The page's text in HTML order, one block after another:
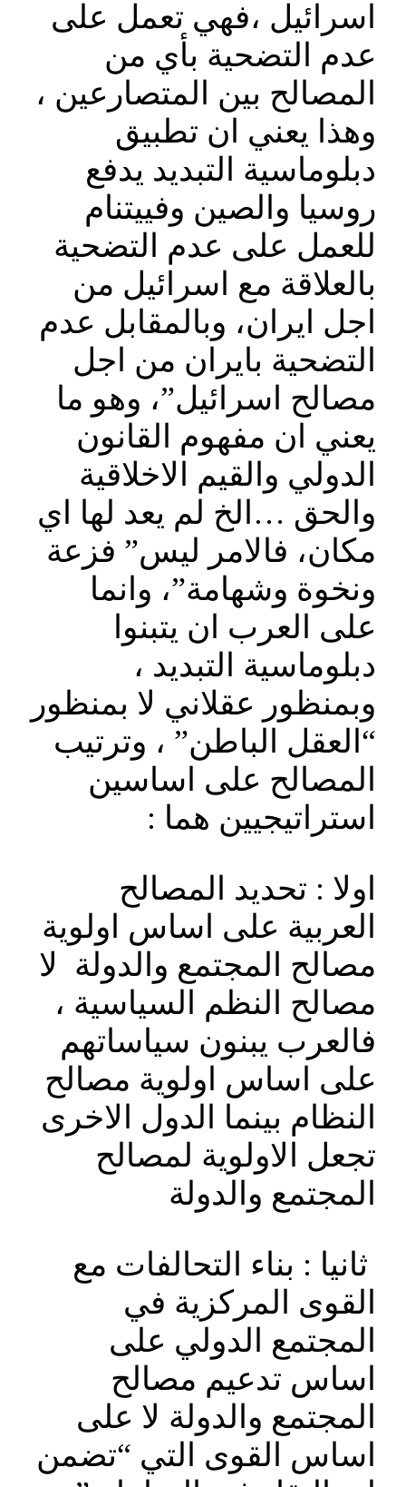
اسرائيل ،فهي تعمل على
عدم التضحية بأي من
المصالح بين المتصارعين ،
وهذا يعني ان تطبيق
دبلوماسية التبديد يدفع
روسيا والصين وفييتنام
للعمل على عدم التضحية
بالعلاقة مع اسرائيل من
اجل ايران، وبالمقابل عدم
التضحية بايران من اجل
مصالح اسرائيل”، وهو ما
يعني ان مفهوم القانون
الدولي والقيم الاخلاقية
والحق …الخ لم يعد لها اي
مكان، فالامر ليس” فزعة
ونخوة وشهامة”، وانما
على العرب ان يتبنوا
دبلوماسية التبديد ،
وبمنظور عقلاني لا بمنظور
“العقل الباطن” ، وترتيب
المصالح على اساسين
استراتيجيين هما :
اولا : تحديد المصالح
العربية على اساس اولوية
مصالح المجتمع والدولة لا
مصالح النظم السياسية ،
فالعرب يبنون سياساتهم
على اساس اولوية مصالح
النظام بينما الدول الاخرى
تجعل الاولوية لمصالح
المجتمع والدولة
ثانيا : بناء التحالفات مع
القوى المركزية في
المجتمع الدولي على
اساس تدعيم مصالح
المجتمع والدولة لا على
اساس القوى التي “تضمن